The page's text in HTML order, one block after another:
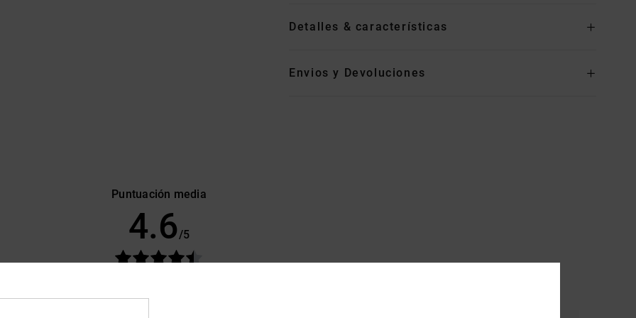
Detalles & características
Envios y Devoluciones
Puntuación media
4.6 /5